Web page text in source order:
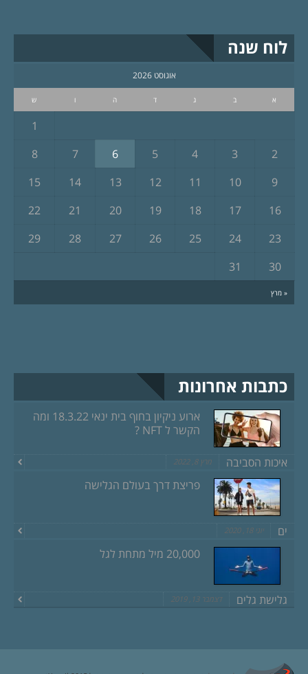
לוח שנה
אוגוסט 2026
א ב ג ד ה ו ש
« מרץ
1
2
3
4
5
6
7
8
9
10
11
12
13
14
15
16
17
18
19
20
21
22
23
24
25
26
27
28
29
30
31
כתבות אחרונות
ארוע ניקיון בחוף בית ינאי 18.3.22 ומה
הקשר ל NFT ?
איכות הסביבה מרץ 8, 2022
פריצת דרך בעולם הגלישה
ים יוני 18, 2020
20,000 מיל מתחת לגל
גלישת גלים דצמבר 13, 2019